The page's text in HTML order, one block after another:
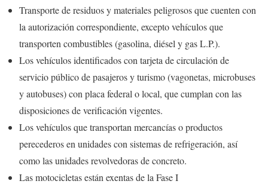
Transporte de residuos y materiales peligrosos que cuenten con
la autorización correspondiente, excepto vehículos que
transporten combustibles (gasolina, diésel y gas L.P.).
Los vehículos identificados con tarjeta de circulación de
servicio público de pasajeros y turismo (vagonetas, microbuses
y autobuses) con placa federal o local, que cumplan con las
disposiciones de verificación vigentes.
Los vehículos que transportan mercancías o productos
perecederos en unidades con sistemas de refrigeración, así
como las unidades revolvedoras de concreto.
Las motocicletas están exentas de la Fase I